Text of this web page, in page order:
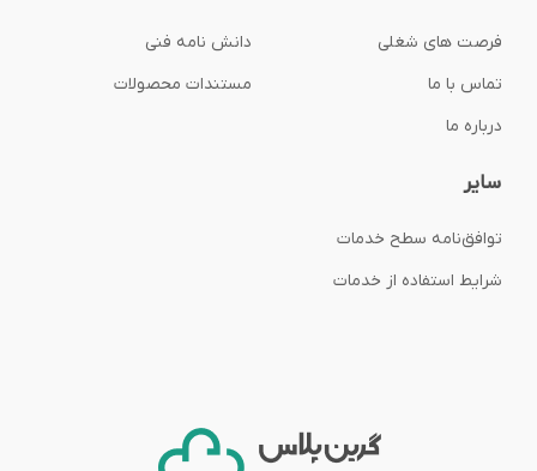
فرصت های شغلی
تماس با ما
درباره ما
دانش نامه فنی
مستندات محصولات
سایر
توافق‌نامه‌ سطح خدمات
شرایط استفاده از خدمات